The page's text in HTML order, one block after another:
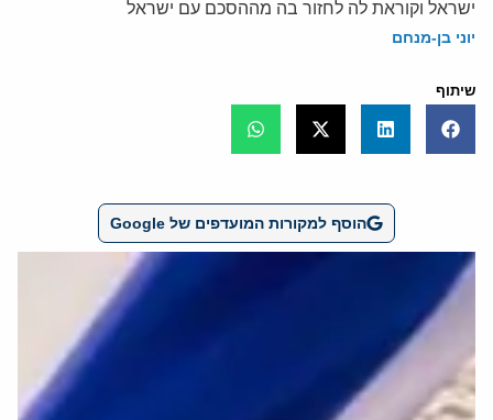
ישראל וקוראת לה לחזור בה מההסכם עם ישראל
יוני בן-מנחם
שיתוף
הוסף למקורות המועדפים של Google